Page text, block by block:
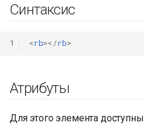
о
с
Синтаксис
1 <rb></rb>
Атрибуты
Для этого элемента доступны